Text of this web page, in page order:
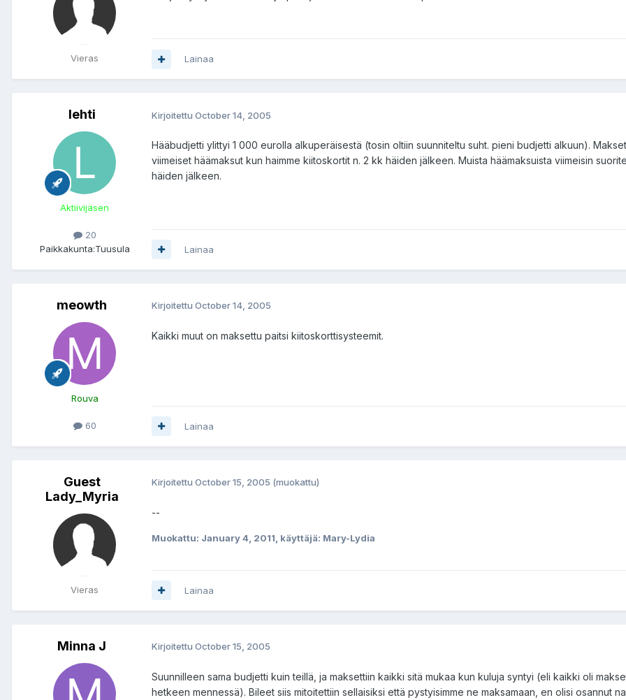
Vieras Lainaa
lehti
Aktiivijäsen
20
Paikkakunta:Tuusula
Kirjoitettu October 14, 2005
Hääbudjetti ylittyi 1 000 eurolla alkuperäisestä (tosin oltiin suunniteltu suht. pieni budjetti alkuun).
viimeiset häämaksut kun haimme kiitoskortit n. 2 kk häiden jälkeen. Muista häämaksuista viimeisin
häiden jälkeen.
Lainaa
meowth
Rouva
60
Kirjoitettu October 14, 2005
Kaikki muut on maksettu paitsi kiitoskorttisysteemit.
Lainaa
Guest
Lady_Myria
Vieras
Kirjoitettu October 15, 2005 (muokattu)
--
Muokattu: January 4, 2011 , käyttäjä: Mary-Lydia
Lainaa
Minna J Kirjoitettu October 15, 2005
Suunnilleen sama budjetti kuin teillä, ja maksettiin kaikki sitä mukaa kun kuluja syntyi (eli kaikki oli
hetkeen mennessä). Bileet siis mitoitettiin sellaisiksi että pystyisimme ne maksamaan, en olisi osannut